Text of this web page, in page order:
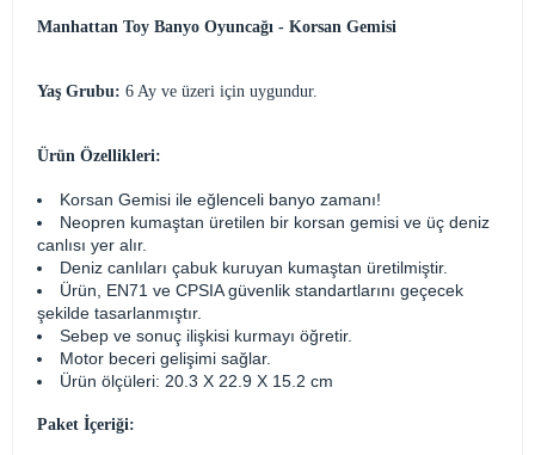
Manhattan Toy Banyo Oyuncağı - Korsan Gemisi
Yaş Grubu: 6 Ay ve üzeri için uygundur.
Ürün Özellikleri:
Korsan Gemisi ile eğlenceli banyo zamanı!
Neopren kumaştan üretilen bir korsan gemisi ve üç deniz
canlısı yer alır.
Deniz canlıları çabuk kuruyan kumaştan üretilmiştir.
Ürün, EN71 ve CPSIA güvenlik standartlarını geçecek
şekilde tasarlanmıştır.
Sebep ve sonuç ilişkisi kurmayı öğretir.
Motor beceri gelişimi sağlar.
Ürün ölçüleri: 20.3 X 22.9 X 15.2 cm
Paket İçeriği: